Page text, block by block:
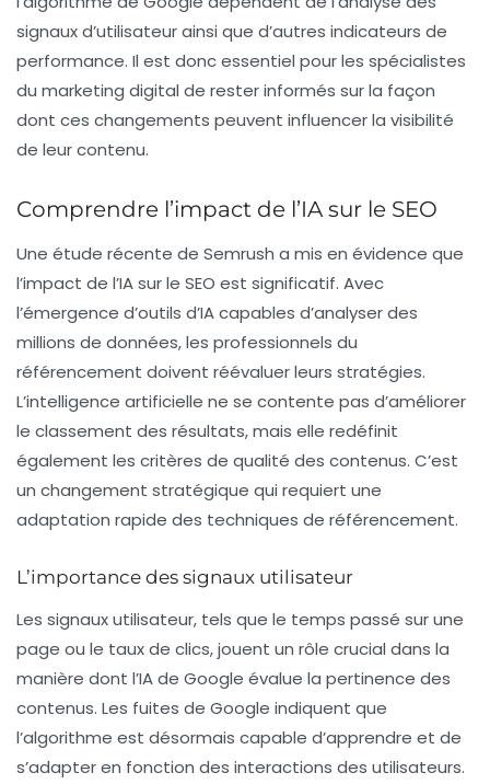
signaux d’utilisateur ainsi que d’autres indicateurs de
performance. Il est donc essentiel pour les spécialistes
du marketing digital de rester informés sur la façon
dont ces changements peuvent influencer la visibilité
de leur contenu.
Comprendre l’impact de l’IA sur le SEO
Une étude récente de Semrush a mis en évidence que
l’impact de l’IA sur le SEO est significatif. Avec
l’émergence d’outils d’IA capables d’analyser des
millions de données, les professionnels du
référencement doivent réévaluer leurs stratégies.
L’intelligence artificielle ne se contente pas d’améliorer
le classement des résultats, mais elle redéfinit
également les critères de qualité des contenus. C’est
un changement stratégique qui requiert une
adaptation rapide des techniques de référencement.
L’importance des signaux utilisateur
Les signaux utilisateur, tels que le temps passé sur une
page ou le taux de clics, jouent un rôle crucial dans la
manière dont l’IA de Google évalue la pertinence des
contenus. Les fuites de Google indiquent que
l’algorithme est désormais capable d’apprendre et de
s’adapter en fonction des interactions des utilisateurs.